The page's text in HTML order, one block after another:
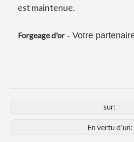
est maintenue.
Forgeage d'or- Votre
sur:
En vertu d'un: